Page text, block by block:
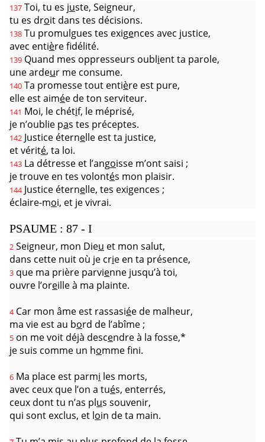
137 Toi, tu es juste, Seigneur,
tu es droit dans tes décisions.
138 Tu promulgues tes exigences avec justice,
avec entière fidélité.
139 Quand mes oppresseurs oublient ta parole,
une ardeur me consume.
140 Ta promesse tout entière est pure,
elle est aimée de ton serviteur.
141 Moi, le chétif, le méprisé,
je n’oublie pas tes préceptes.
142 Justice éternelle est ta justice,
et vérité, ta loi.
143 La détresse et l’angoisse m’ont saisi ;
je trouve en tes volontés mon plaisir.
144 Justice éternelle, tes exigences ;
éclaire-moi, et je vivrai.
PSAUME : 87 - I
2 Seigneur, mon Dieu et mon salut,
dans cette nuit où je crie en ta présence,
3 que ma prière parvienne jusqu’à toi,
ouvre l’oreille à ma plainte.
4 Car mon âme est rassasiée de malheur,
ma vie est au bord de l’abîme ;
5 on me voit déjà descendre à la fosse,*
je suis comme un homme fini.
6 Ma place est parmi les morts,
avec ceux que l’on a tués, enterrés,
ceux dont tu n’as plus souvenir,
qui sont exclus, et loin de ta main.